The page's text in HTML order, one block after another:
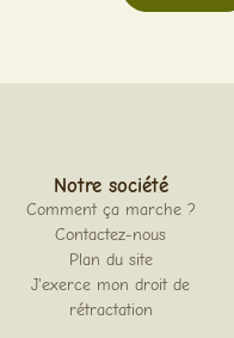
notre société
Comment ça marche ?
Contactez-nous
Plan du site
J'exerce mon droit de
rétractation